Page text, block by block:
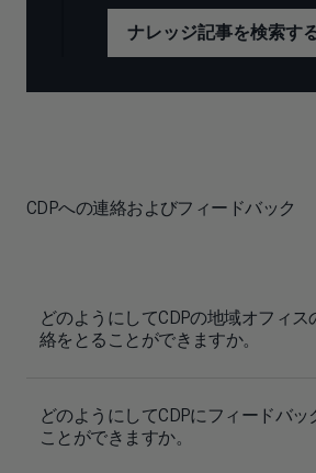
ナレッジ記事を検索す
CDPへの連絡およびフィードバック
どのようにしてCDPの地域オフィス
絡をとることができますか。
どのようにしてCDPにフィードバッ
ことができますか。